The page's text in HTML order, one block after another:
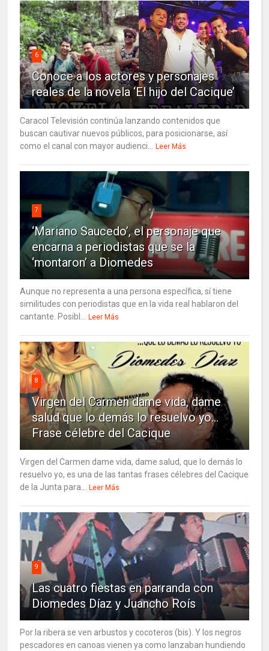
6
Conoce a los actores y personajes
reales de la novela ‘El hijo del Cacique’
Caracol Televisión continúa lanzando contenidos que
buscan cautivar nuevos públicos, para posicionarse, así
como el canal con mayor audienci... Leer Más
7
‘Mariano Saucedo’, el personaje que
encarna a periodistas que se la
‘montaron’ a Diomedes
Aunque no representa a una persona específica, sí tiene
similitudes con periodistas que en la vida real hablaron del
cantante. Posibl... Leer Más
8
Virgen del Carmen dame vida, dame
salud que lo demás lo resuelvo yo…
Frase célebre del Cacique
Virgen del Carmen dame vida, dame salud, que lo demás lo
resuelvo yo, es una de las tantas frases célebres del Cacique
de la Junta para... Leer Más
9
Las cuatro fiestas en parranda con
Diomedes Díaz y Juancho Roís
Por la ribera se ven arbustos y cocoteros (bis). Y los negros
pescadores en canoas vienen ya como lanzaban hundiendo